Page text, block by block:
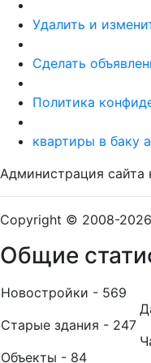
Удалить и
Сделать
Политика
квартиры в баку
Администрация сайта
Copyright © 2008-2026
Общие
Новостройки - 569
Старые здания - 247
Объекты - 84